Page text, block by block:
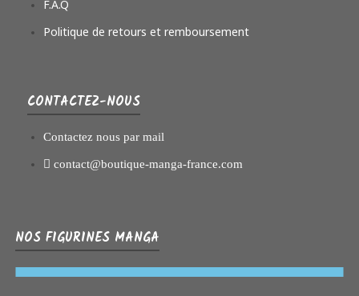
F.A.Q
Politique de retours et remboursement
CONTACTEZ-NOUS
Contactez nous par mail
contact@boutique-manga-france.com
NOS FIGURINES MANGA